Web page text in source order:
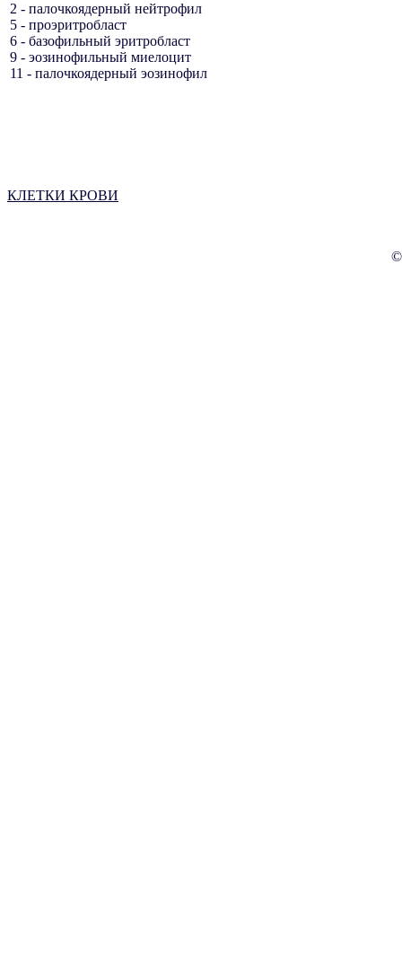
2 - палочкоядерный нейтрофил
5 - проэритробласт
6 - базофильный эритробласт
9 - эозинофильный миелоцит
11 - палочкоядерный эозинофил
КЛЕТКИ КРОВИ
©